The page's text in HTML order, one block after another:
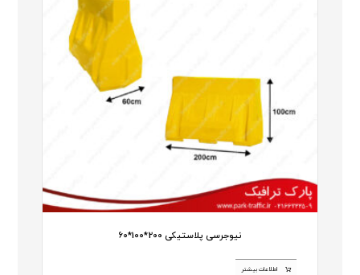
نیوجرسی پلاستیکی 200*100*60
اطلاعات بیشتر